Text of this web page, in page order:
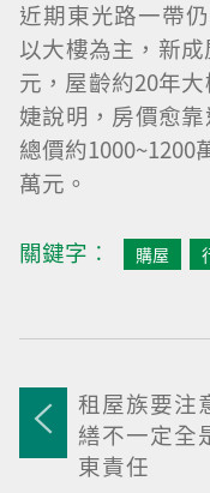
近期東光路一帶
以大樓為主，新
元，屋齡約20年
婕說明，房價愈
總價約
萬元。
關鍵字︰ 購屋
租屋族要注
繕不一定全
東責任